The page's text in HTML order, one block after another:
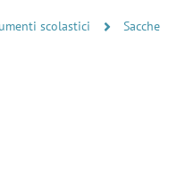
scolastici
Sacche